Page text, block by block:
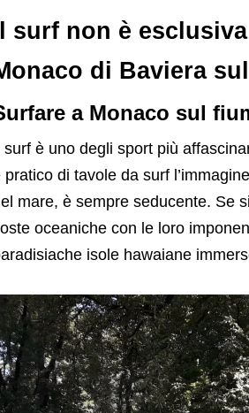
surf non è
di Baviera
a Monaco sul
surf è uno degli sport più
pratico di tavole da surf
mare, è sempre seducente. Se
oceaniche con le loro
isole hawaiane